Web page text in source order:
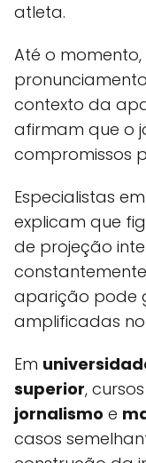
atleta.
Até o
contexto da
afirmam que o
compromissos
Especialistas
explicam que
de projeção
aparição pode
amplificadas
Em
superior,
jornalismo e
casos